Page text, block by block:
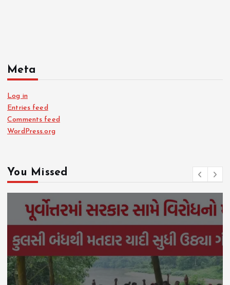
Meta
Log in
Entries feed
Comments feed
WordPress.org
You Missed